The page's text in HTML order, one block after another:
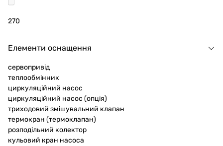
270
Елементи оснащення
сервопривід
теплообмінник
циркуляційний насос
циркуляційний насос (опція)
триходовий змішувальний клапан
термокран (термоклапан)
розподільний колектор
кульовий кран насоса